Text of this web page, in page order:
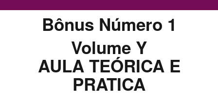
Bônus Número 1
Volume Y
AULA TEÓRICA E
PRATICA